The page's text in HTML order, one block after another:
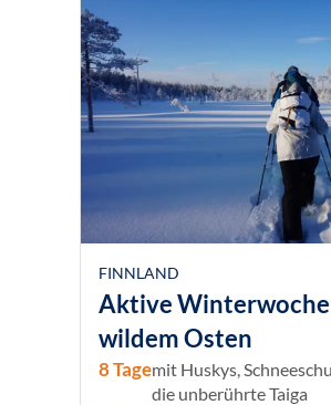
FINNLAND
Aktive
wildem Osten
8 Tagemit Huskys,
die unberührte Taiga